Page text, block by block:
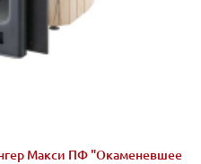
Макси ПФ "Окаменевшее